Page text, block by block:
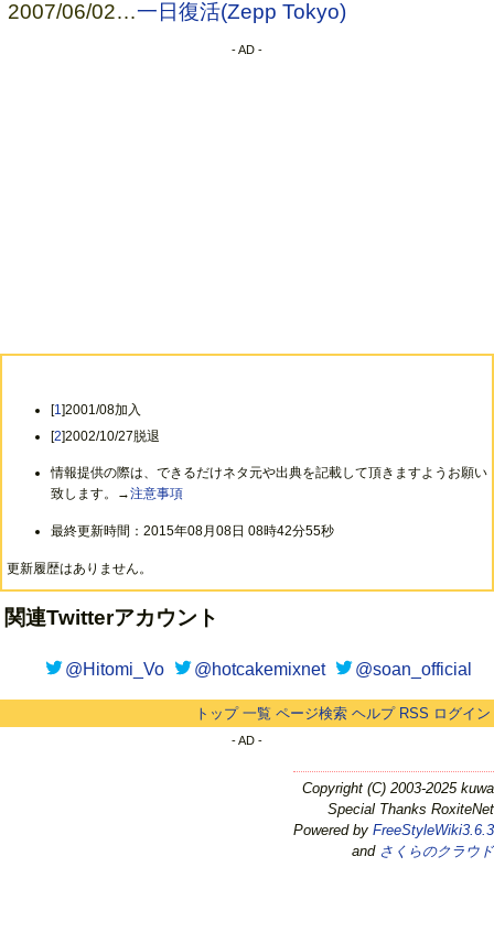
→Soanプロジェクト
2007/06/02…一日復活(Zepp Tokyo)
- AD -
[1]2001/08加入
[2]2002/10/27脱退
情報提供の際は、できるだけネタ元や出典を記載して頂きますようお願い
致します。→注意事項
最終更新時間：2015年08月08日 08時42分55秒
更新履歴はありません。
関連Twitterアカウント
@Hitomi_Vo @hotcakemixnet @soan_official
トップ 一覧 ページ検索 ヘルプ RSS ログイン
- AD -
Copyright (C) 2003-2025 kuwa
Special Thanks RoxiteNet
Powered by FreeStyleWiki3.6.3
and さくらのクラウド